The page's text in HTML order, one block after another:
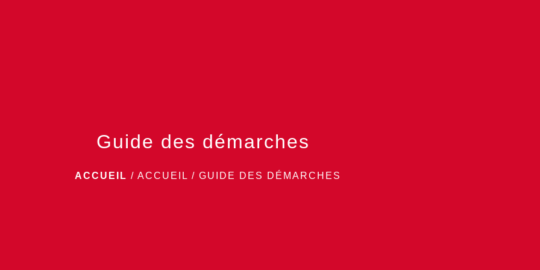
Guide des démarches
ACCUEIL / ACCUEIL / GUIDE DES DÉMARCHES